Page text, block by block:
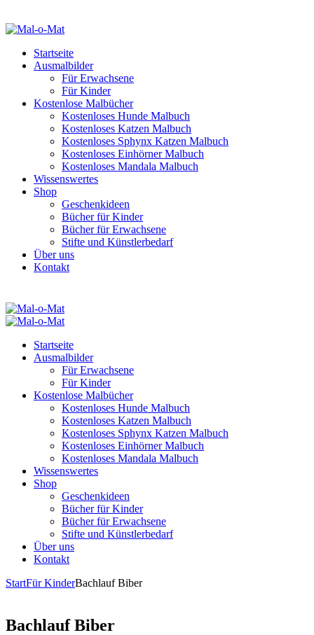
Startseite
Ausmalbilder
Für Erwachsene
Für Kinder
Kostenlose Malbücher
Kostenloses Hunde Malbuch
Kostenloses Katzen Malbuch
Kostenloses Sphynx Katzen Malbuch
Kostenloses Einhörner Malbuch
Kostenloses Mandala Malbuch
Wissenswertes
Shop
Geschenkideen
Bücher für Kinder
Bücher für Erwachsene
Stifte und Künstlerbedarf
Über uns
Kontakt
Startseite
Ausmalbilder
Für Erwachsene
Für Kinder
Kostenlose Malbücher
Kostenloses Hunde Malbuch
Kostenloses Katzen Malbuch
Kostenloses Sphynx Katzen Malbuch
Kostenloses Einhörner Malbuch
Kostenloses Mandala Malbuch
Wissenswertes
Shop
Geschenkideen
Bücher für Kinder
Bücher für Erwachsene
Stifte und Künstlerbedarf
Über uns
Kontakt
StartFür KinderBachlauf Biber
Bachlauf Biber